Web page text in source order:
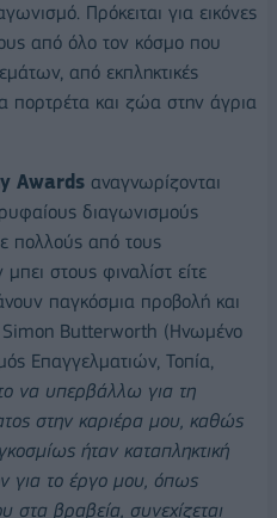
Πρόκειται για εικόνες
από όλο τον κόσμο που
από εκπληκτικές
πορτρέτα και ζώα στην άγρια
Awards αναγνωρίζονται
διαγωνισμούς
πολλούς από τους
στους φιναλίστ είτε
παγκόσμια προβολή και
Butterworth (Ηνωμένο
Επαγγελματιών, Τοπία,
να υπερβάλλω για τη
στην καριέρα μου, καθώς
ήταν καταπληκτική
για το έργο μου, όπως
στα βραβεία, συνεχίζεται